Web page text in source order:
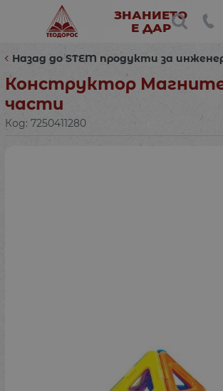
ЗНАНИЕТО
Е ДАР
Назад до STEM продукти за
Конструктор
части
Код: 7250411280